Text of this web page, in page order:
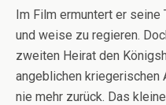
Im Film ermuntert er
und weise zu regieren.
zweiten Heirat den
angeblichen kriegerischen
nie mehr zurück. Das